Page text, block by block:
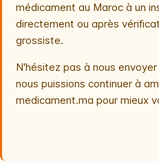
médicament au Maroc à un
directement ou après
grossiste.
N'hésitez pas à nous
nous puissions continuer à
medicament.ma pour mieux